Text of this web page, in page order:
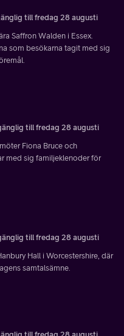
till fredag 28 augusti
Saffron Walden i Essex.
som besökarna tagit med sig
till fredag 28 augusti
Fiona Bruce och
med sig familjeklenoder för
till fredag 28 augusti
Hall i Worcestershire, där
samtalsämne.